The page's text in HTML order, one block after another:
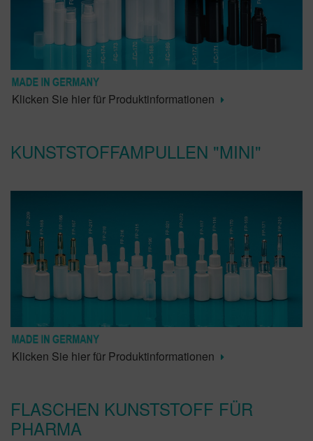
Klicken Sie hier für Produktinformationen
KUNSTSTOFFAMPULLEN "MINI"
Klicken Sie hier für Produktinformationen
FLASCHEN KUNSTSTOFF FÜR
PHARMA